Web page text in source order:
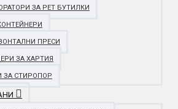
ЗА PET БУТИЛКИ
ПРЕСИ
ЗА ХАРТИЯ
ЗА СТИРОПОР